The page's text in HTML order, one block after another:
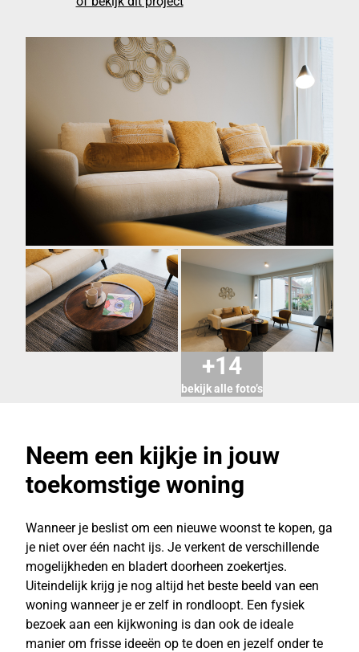
+14
bekijk alle foto’s
Neem een kijkje in jouw
toekomstige woning
Wanneer je beslist om een nieuwe woonst te kopen, ga
je niet over één nacht ijs. Je verkent de verschillende
mogelijkheden en bladert doorheen zoekertjes.
Uiteindelijk krijg je nog altijd het beste beeld van een
woning wanneer je er zelf in rondloopt. Een fysiek
bezoek aan een kijkwoning is dan ook de ideale
manier om frisse ideeën op te doen en jezelf onder te